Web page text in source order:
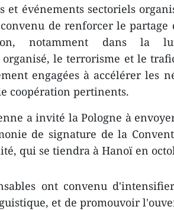
et événements sectoriels
de renforcer le partage
notamment dans la
le terrorisme et le
engagées à accélérer les
coopération pertinents.
a invité la Pologne à
de signature de la
qui se tiendra à Hanoï en
ont convenu
et de promouvoir